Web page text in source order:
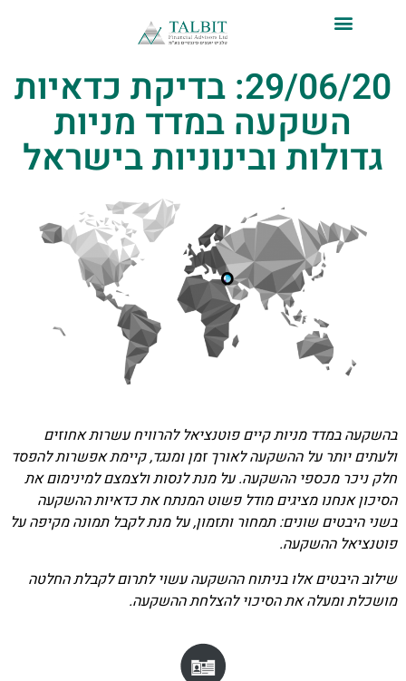
29/06/20: בדיקת כדאיות
השקעה במדד מניות
גדולות ובינוניות בישראל
בהשקעה במדד מניות קיים פוטנציאל להרוויח עשרות אחוזים
ולעתים יותר על ההשקעה לאורך זמן ומנגד, קיימת אפשרות להפסד
חלק ניכר מכספי ההשקעה. על מנת לנסות ולצמצם למינימום את
הסיכון אנחנו מציגים מודל פשוט המנתח את כדאיות ההשקעה
בשני היבטים שונים: תמחור ותזמון, על מנת לקבל תמונה מקיפה על
פוטנציאל ההשקעה.
שילוב היבטים אלו בניתוח ההשקעה עשוי לתרום לקבלת החלטה
מושכלת ומעלה את הסיכוי להצלחת ההשקעה.